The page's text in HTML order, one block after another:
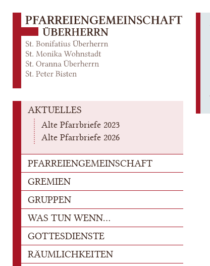
AKTUELLES
Alte Pfarrbriefe 2023
Alte Pfarrbriefe 2026
PFARREIENGEMEINSCHAFT
GREMIEN
GRUPPEN
WAS TUN WENN...
GOTTESDIENSTE
RÄUMLICHKEITEN